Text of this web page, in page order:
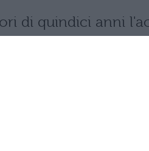
di quindici anni